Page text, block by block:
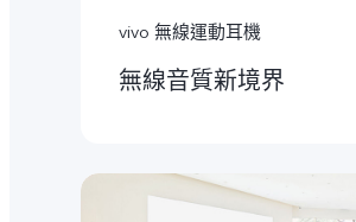
vivo 無線運動耳機
無線音質新境界